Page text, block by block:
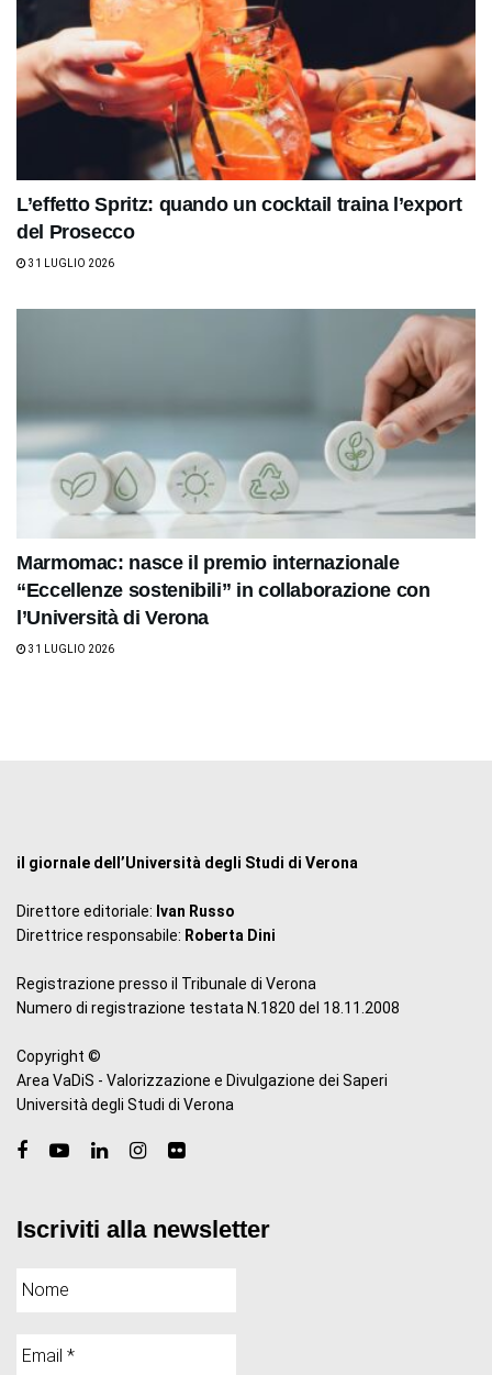
L’effetto Spritz: quando un cocktail traina l’export
del Prosecco
31 LUGLIO 2026
Marmomac: nasce il premio internazionale
“Eccellenze sostenibili” in collaborazione con
l’Università di Verona
31 LUGLIO 2026
il giornale dell’Università degli Studi di Verona
Direttore editoriale: Ivan Russo
Direttrice responsabile: Roberta Dini
Registrazione presso il Tribunale di Verona
Numero di registrazione testata N.1820 del 18.11.2008
Copyright ©
Area VaDiS - Valorizzazione e Divulgazione dei Saperi
Università degli Studi di Verona
Iscriviti alla newsletter